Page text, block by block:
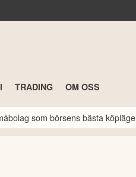
TRADING OM OSS
som börsens bästa köpläge